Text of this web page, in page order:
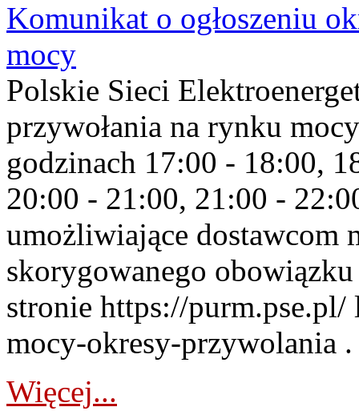
Komunikat o ogłoszeniu
mocy
Polskie Sieci
przywołania na rynku
godzinach 17:00 - 18:00,
20:00 - 21:00, 21:00 -
umożliwiające dostawcom
skorygowanego
stronie https://
mocy-okresy-przywolania
Więcej...